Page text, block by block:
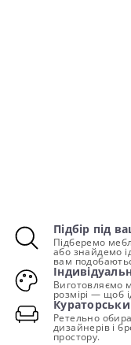
Підбір під
Підберемо
або знайдемо
вам
Виготовляємо
розмірі — щоб
Ретельно
дизайнерів і
простору.